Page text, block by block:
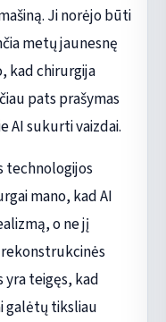
Ji norėjo būti
metų jaunesnę
kad chirurgija
pats prašymas
AI sukurti vaizdai.
technologijos
mano, kad AI
o ne jį
yra teigęs, kad
galėtų tiksliau